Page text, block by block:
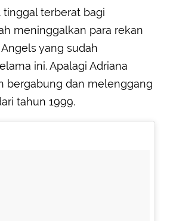
terberat bagi
meninggalkan para rekan
yang sudah
ini. Apalagi Adriana
bergabung dan melenggang
tahun 1999.